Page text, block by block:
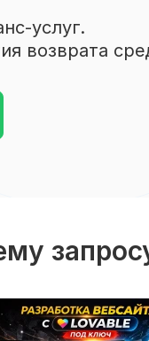
услуг.
возврата